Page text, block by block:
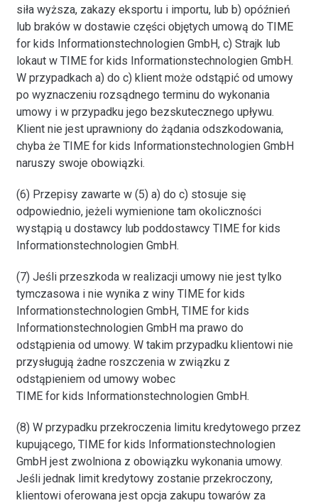
siła wyższa, zakazy eksportu i importu, lub b) opóźnień
lub braków w dostawie części objętych umową do TIME
for kids Informationstechnologien GmbH, c) Strajk lub
lokaut w TIME for kids Informationstechnologien GmbH.
W przypadkach a) do c) klient może odstąpić od umowy
po wyznaczeniu rozsądnego terminu do wykonania
umowy i w przypadku jego bezskutecznego upływu.
Klient nie jest uprawniony do żądania odszkodowania,
chyba że TIME for kids Informationstechnologien GmbH
naruszy swoje obowiązki.
(6) Przepisy zawarte w (5) a) do c) stosuje się
odpowiednio, jeżeli wymienione tam okoliczności
wystąpią u dostawcy lub poddostawcy TIME for kids
Informationstechnologien GmbH.
(7) Jeśli przeszkoda w realizacji umowy nie jest tylko
tymczasowa i nie wynika z winy TIME for kids
Informationstechnologien GmbH, TIME for kids
Informationstechnologien GmbH ma prawo do
odstąpienia od umowy. W takim przypadku klientowi nie
przysługują żadne roszczenia w związku z
odstąpieniem od umowy wobec
TIME for kids Informationstechnologien GmbH.
(8) W przypadku przekroczenia limitu kredytowego przez
kupującego, TIME for kids Informationstechnologien
GmbH jest zwolniona z obowiązku wykonania umowy.
Jeśli jednak limit kredytowy zostanie przekroczony,
klientowi oferowana jest opcja zakupu towarów za